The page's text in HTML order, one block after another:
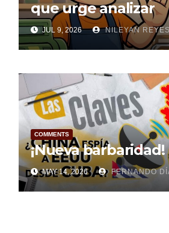
que urge analizar
JUL 9, 2026 NILEYAN
COMMENTS
¡Nueva barbaridad!
MAY 14, 2026 FERNANDO